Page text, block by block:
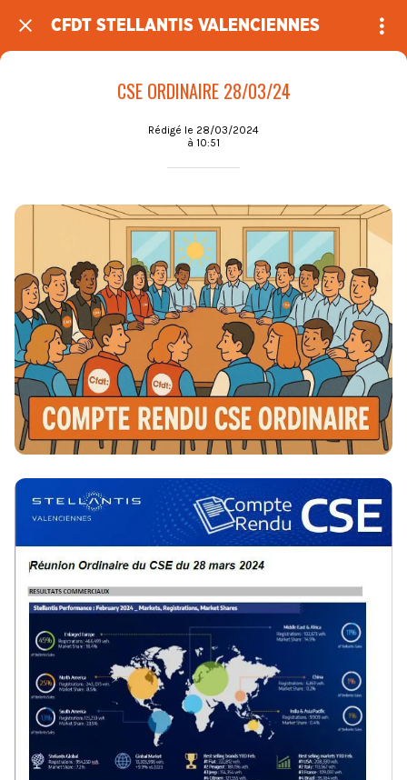
CFDT STELLANTIS VALENCIENNES
CSE ORDINAIRE 28/03/24
Rédigé le 28/03/2024
à 10:51